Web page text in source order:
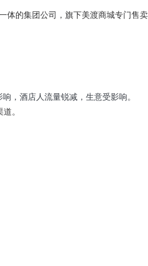
的集团公司，旗下美渡商城专门售
，酒店人流量锐减，生意受影响。
。